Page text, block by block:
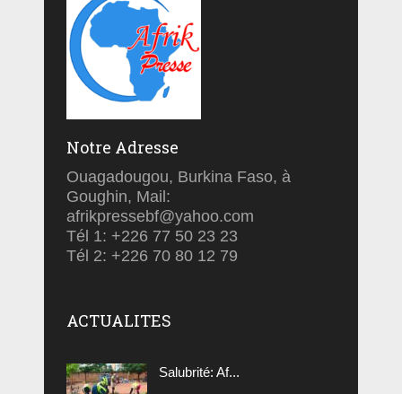
Notre Adresse
Ouagadougou, Burkina Faso, à
Goughin, Mail:
afrikpressebf@yahoo.com
Tél 1: +226 77 50 23 23
Tél 2: +226 70 80 12 79
ACTUALITES
Salubrité: Af...